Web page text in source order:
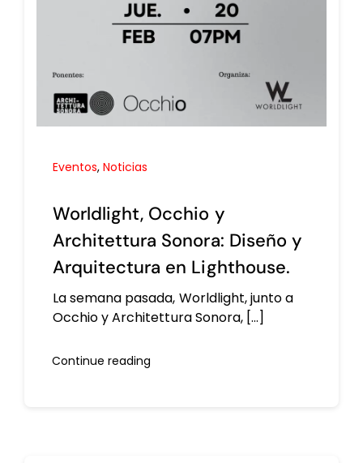
Eventos,Noticias
Worldlight, Occhio y
Architettura Sonora: Diseño y
Arquitectura en Lighthouse.
La semana pasada, Worldlight, junto a
Occhio y Architettura Sonora, [...]
Continue reading